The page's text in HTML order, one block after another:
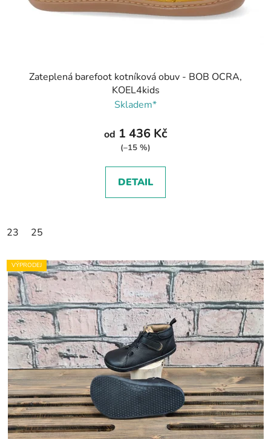
Zateplená barefoot kotníková obuv - BOB OCRA,
KOEL4kids
Skladem*
od 1 436 Kč
(–15 %)
DETAIL
23 25
VÝPRODEJ